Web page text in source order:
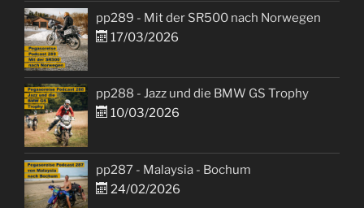
pp289 - Mit der SR500 nach Norwegen
17/03/2026
pp288 - Jazz und die BMW GS Trophy
10/03/2026
pp287 - Malaysia - Bochum
24/02/2026